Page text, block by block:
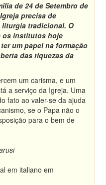
de 24 de Setembro de
precisa de
tradicional. O
os institutos hoje
um papel na formação
das riquezas da
um carisma, e um
a serviço da Igreja. Uma
fato ao valer-se da ajuda
se o Papa não o
para o bem de
em italiano em